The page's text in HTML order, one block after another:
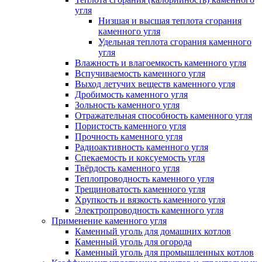
угля
Низшая и высшая теплота сгорания
каменного угля
Удельная теплота сгорания каменного
угля
Влажность и влагоемкость каменного угля
Вспучиваемость каменного угля
Выход летучих веществ каменного угля
Дробимость каменного угля
Зольность каменного угля
Отражательная способность каменного угля
Пористость каменного угля
Прочность каменного угля
Радиоактивность каменного угля
Спекаемость и коксуемость угля
Твёрдость каменного угля
Теплопроводность каменного угля
Трещиноватость каменного угля
Хрупкость и вязкость каменного угля
Электропроводность каменного угля
Применение каменного угля
Каменный уголь для домашних котлов
Каменный уголь для огорода
Каменный уголь для промышленных котлов